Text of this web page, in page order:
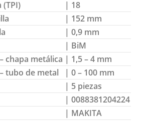
| 18
| 152 mm
| 0,9 mm
| BiM
chapa metálica | 1,5 – 4 mm
tubo de metal
| 0 – 100 mm
| 5 piezas
| 0088381204224
| MAKITA